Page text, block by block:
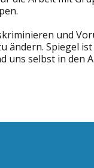
und
ändern. Spiegel
uns selbst in den